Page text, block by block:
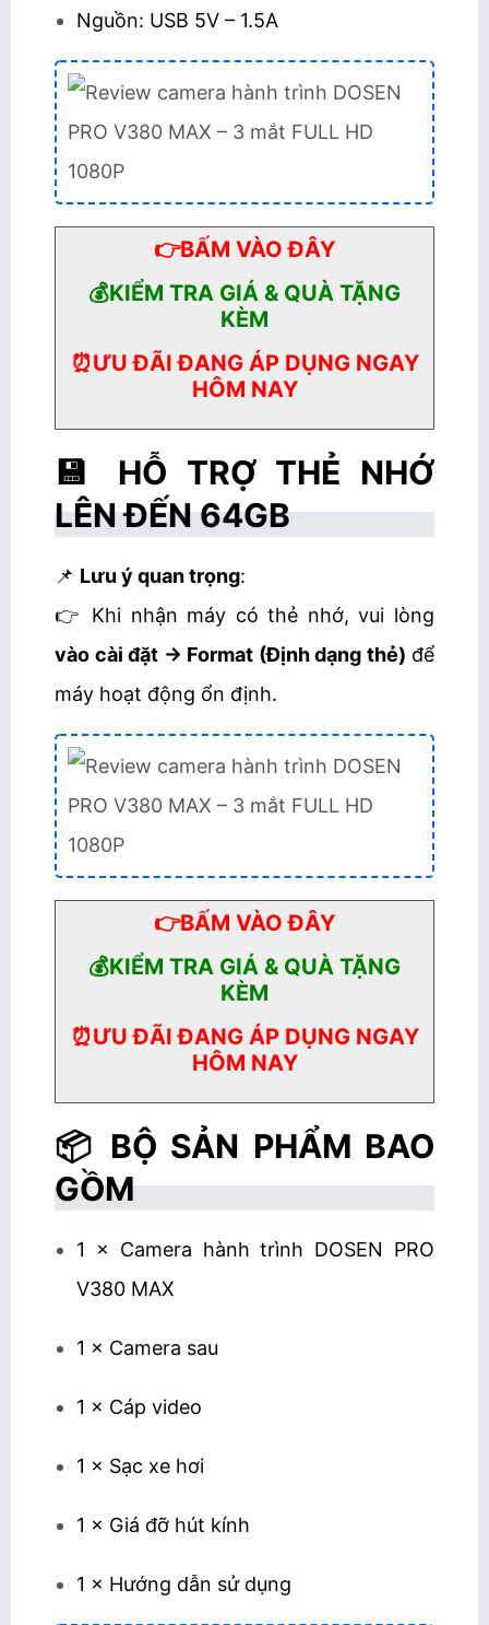
Nguồn: USB 5V – 1.5A
👉BẤM VÀO ĐÂY
💰KIỂM TRA GIÁ & QUÀ TẶNG
KÈM
⏰ƯU ĐÃI ĐANG ÁP DỤNG NGAY
HÔM NAY
💾 HỖ TRỢ THẺ NHỚ
LÊN ĐẾN 64GB
📌 Lưu ý quan trọng:
👉 Khi nhận máy có thẻ nhớ, vui lòng
vào cài đặt → Format (Định dạng thẻ) để
máy hoạt động ổn định.
👉BẤM VÀO ĐÂY
💰KIỂM TRA GIÁ & QUÀ TẶNG
KÈM
⏰ƯU ĐÃI ĐANG ÁP DỤNG NGAY
HÔM NAY
📦 BỘ SẢN PHẨM BAO
GỒM
1 × Camera hành trình DOSEN PRO
V380 MAX
1 × Camera sau
1 × Cáp video
1 × Sạc xe hơi
1 × Giá đỡ hút kính
1 × Hướng dẫn sử dụng